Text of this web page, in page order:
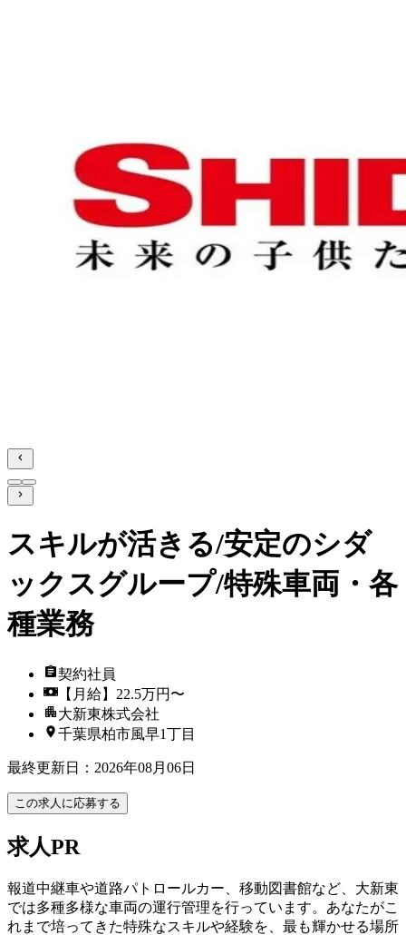
スキルが活きる/安定のシダ
ックスグループ/特殊車両・各
種業務
契約社員
【月給】22.5万円〜
大新東株式会社
千葉県柏市風早1丁目
最終更新日 ： 2026年08月06日
この求人に応募する
求人PR
報道中継車や道路パトロールカー、移動図書館など、大新東
では多種多様な車両の運行管理を行っています。あなたがこ
れまで培ってきた特殊なスキルや経験を、最も輝かせる場所